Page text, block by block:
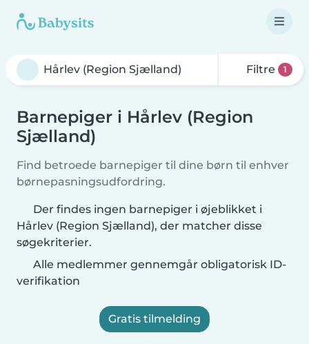
Filtre 1
Barnepiger i Hårlev (Region
Sjælland)
Find betroede barnepiger til dine børn til enhver
børnepasningsudfordring.
Der findes ingen barnepiger i øjeblikket i
Hårlev (Region Sjælland), der matcher disse
søgekriterier.
Alle medlemmer gennemgår obligatorisk ID-
verifikation
Gratis tilmelding